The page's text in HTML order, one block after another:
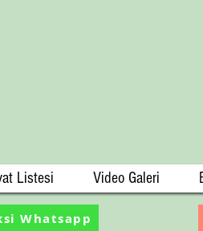
Listesi Video Galeri
Whatsapp